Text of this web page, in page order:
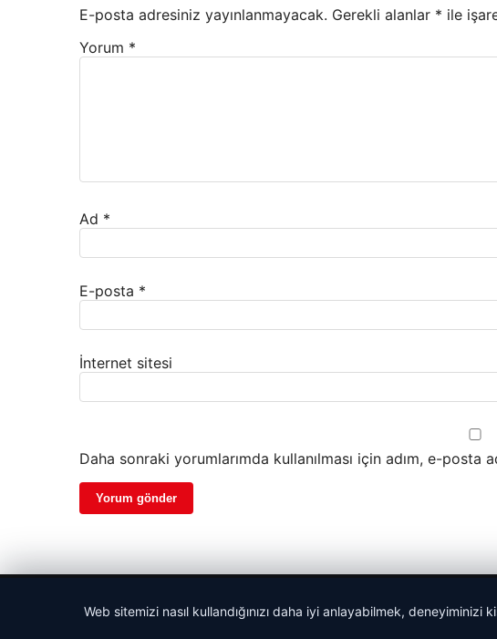
E-posta adresiniz yayınlanmayacak. Gerekli alanlar * ile
Yorum *
Ad *
E-posta *
İnternet sitesi
Daha sonraki yorumlarımda kullanılması için adım, e-
Web sitemizi nasıl kullandığınızı daha iyi anlayabilmek,